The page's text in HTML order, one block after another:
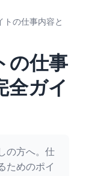
トの仕事内容と
の仕事
全ガイ
の方へ。仕
ためのポイ